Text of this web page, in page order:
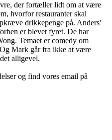
der fortæller lidt om at være
hvorfor restauranter skal
drikkepenge på. Anders'
er blevet fyret. De har
Temaet er comedy om
Mark går fra ikke at være
alligevel.
og find vores email på